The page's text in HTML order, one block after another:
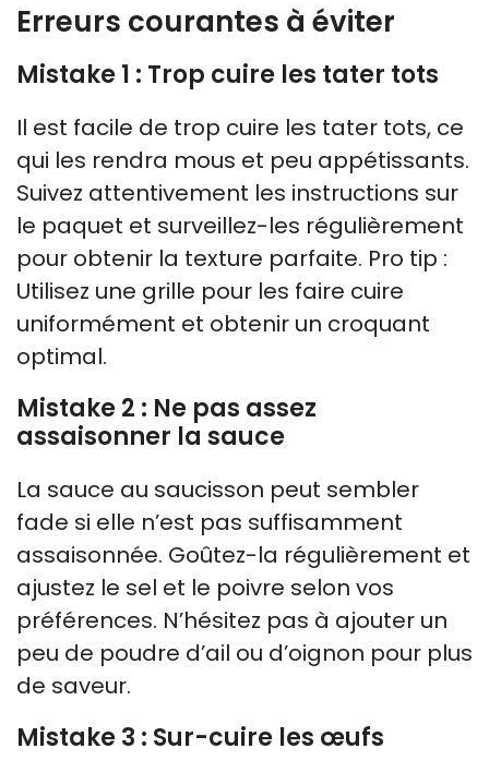
Erreurs courantes à éviter
Mistake 1 : Trop cuire les tater tots
Il est facile de trop cuire les tater tots, ce
qui les rendra mous et peu appétissants.
Suivez attentivement les instructions sur
le paquet et surveillez-les régulièrement
pour obtenir la texture parfaite. Pro tip :
Utilisez une grille pour les faire cuire
uniformément et obtenir un croquant
optimal.
Mistake 2 : Ne pas assez
assaisonner la sauce
La sauce au saucisson peut sembler
fade si elle n’est pas suffisamment
assaisonnée. Goûtez-la régulièrement et
ajustez le sel et le poivre selon vos
préférences. N’hésitez pas à ajouter un
peu de poudre d’ail ou d’oignon pour plus
de saveur.
Mistake 3 : Sur-cuire les œufs